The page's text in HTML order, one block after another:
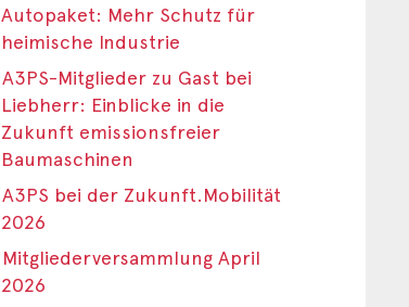
Autopaket: Mehr Schutz für
heimische Industrie
A3PS-Mitglieder zu Gast bei
Liebherr: Einblicke in die
Zukunft emissionsfreier
Baumaschinen
A3PS bei der Zukunft.Mobilität
2026
Mitgliederversammlung April
2026